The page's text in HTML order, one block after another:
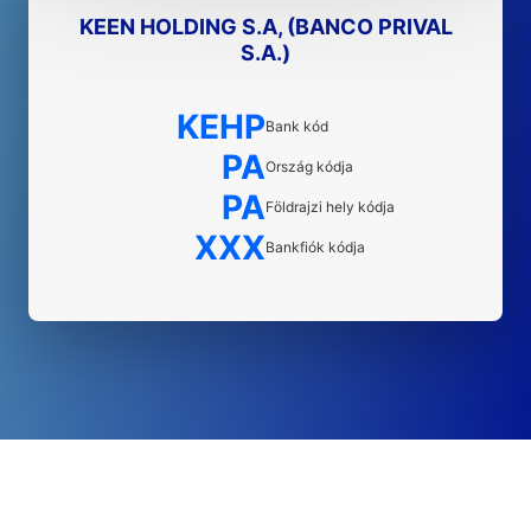
KEEN HOLDING S.A, (BANCO PRIVAL
S.A.)
KEHPBank kód
PAOrszág kódja
PAFöldrajzi hely kódja
XXXBankfiók kódja